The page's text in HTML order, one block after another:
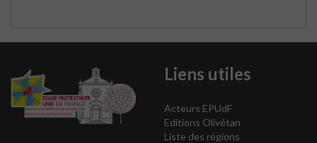
Liens utiles
Acteurs EPUdF
Editions Olivétan
Liste des régions